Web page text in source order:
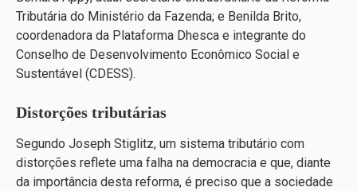
Tributária do Ministério da Fazenda; e Benilda Brito,
coordenadora da Plataforma Dhesca e integrante do
Conselho de Desenvolvimento Econômico Social e
Sustentável (CDESS).
Distorções tributárias
Segundo Joseph Stiglitz, um sistema tributário com
distorções reflete uma falha na democracia e que, diante
da importância desta reforma, é preciso que a sociedade